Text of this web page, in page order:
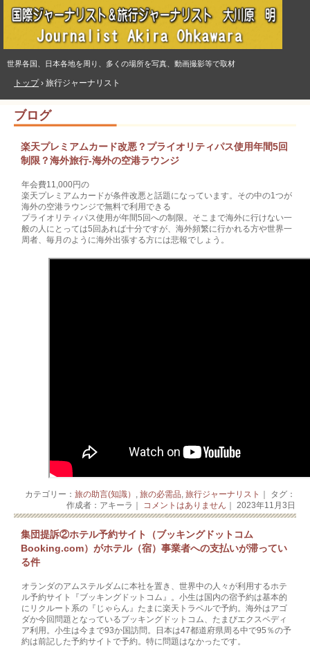
世界各国、日本各地を周り、多くの場所を写真、動画撮影等で取材
トップ› 旅行ジャーナリスト
ブログ
楽天プレミアムカード改悪？プライオリティパス使用年間5回
制限？海外旅行‐海外の空港ラウンジ
年会費11,000円の
楽天プレミアムカードが条件改悪と話題になっています。その中の1つが
海外の空港ラウンジで無料で利用できる
プライオリティパス使用が年間5回への制限。そこまで海外に行けない一
般の人にとっては5回あれば十分ですが、海外頻繁に行かれる方や世界一
周者、毎月のように海外出張する方には悲報でしょう。
カテゴリー： 旅の助言(知識） 旅の必需品 旅行ジャーナリスト ｜ タグ：
作成者：アキーラ｜
コメントはありません ｜ 2023年11月3日
集団提訴②ホテル予約サイト（ブッキングドットコム
Booking.com）がホテル（宿）事業者への支払いが滞ってい
る件
オランダのアムステルダムに本社を置き、世界中の人々が利用するホテ
ル予約サイト『ブッキングドットコム』。小生は国内の宿予約は基本的
にリクルート系の『じゃらん』たまに楽天トラベルで予約。海外はアゴ
ダか今回問題となっているブッキングドットコム、たまびエクスペディ
ア利用。小生は今まで93か国訪問。日本は47都道府県周る中で95％の予
約は前記した予約サイトで予約。特に問題はなかったです。